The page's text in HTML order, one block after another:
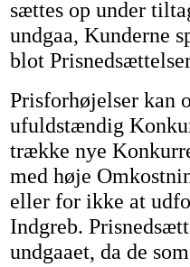
sættes op under
undgaa, Kunderne
blot
Prisforhøjelser kan
ufuldstændig
trække nye
med høje
eller for ikke at
Indgreb.
undgaaet, da de